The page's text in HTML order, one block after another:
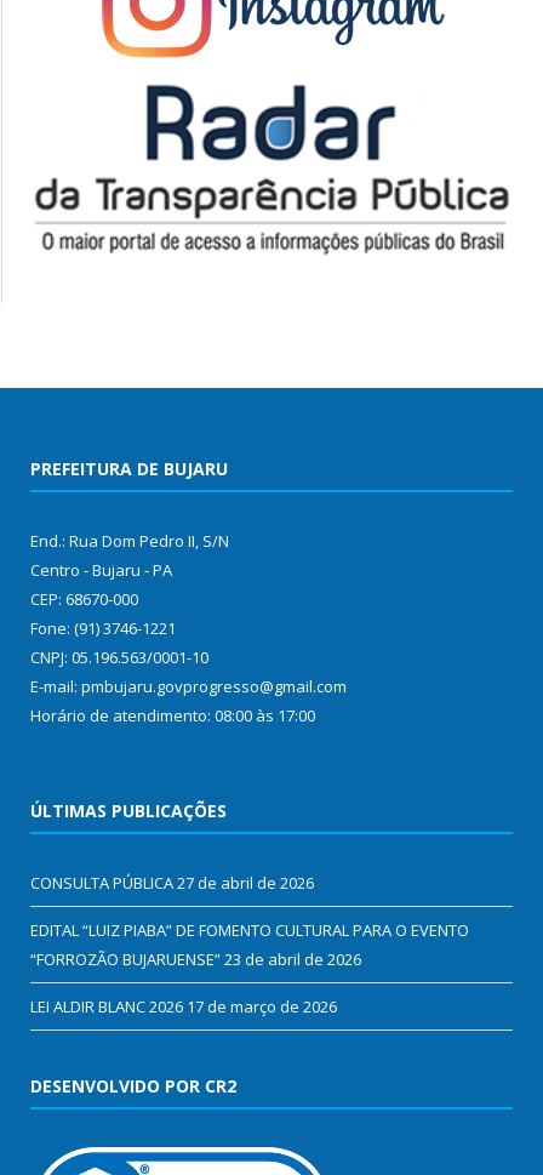
PREFEITURA DE BUJARU
End.: Rua Dom Pedro II, S/N
Centro - Bujaru - PA
CEP: 68670-000
Fone: (91) 3746-1221
CNPJ: 05.196.563/0001-10
E-mail: pmbujaru.govprogresso@gmail.com
Horário de atendimento: 08:00 às 17:00
ÚLTIMAS PUBLICAÇÕES
CONSULTA PÚBLICA27 de abril de 2026
EDITAL “LUIZ PIABA” DE FOMENTO CULTURAL PARA O EVENTO
“FORROZÃO BUJARUENSE”23 de abril de 2026
LEI ALDIR BLANC 2026 17 de março de 2026
DESENVOLVIDO POR CR2